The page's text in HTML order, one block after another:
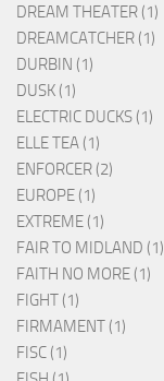
DREAM THEATER (1)
DREAMCATCHER (1)
DURBIN (1)
DUSK (1)
ELECTRIC DUCKS (1)
ELLE TEA (1)
ENFORCER (2)
EUROPE (1)
EXTREME (1)
FAIR TO MIDLAND (1)
FAITH NO MORE (1)
FIGHT (1)
FIRMAMENT (1)
FISC (1)